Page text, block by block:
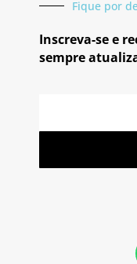
Fique por
Inscreva-se e
sempre